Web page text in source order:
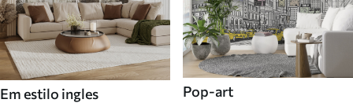
Em estilo ingles Pop-art